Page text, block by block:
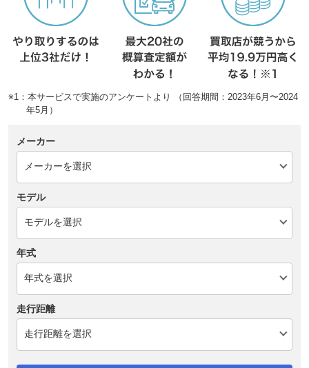
※1：本サービスで実施のアンケートより （回答期間：2023年6月〜2024
年5月）
メーカー
モデル
年式
走行距離